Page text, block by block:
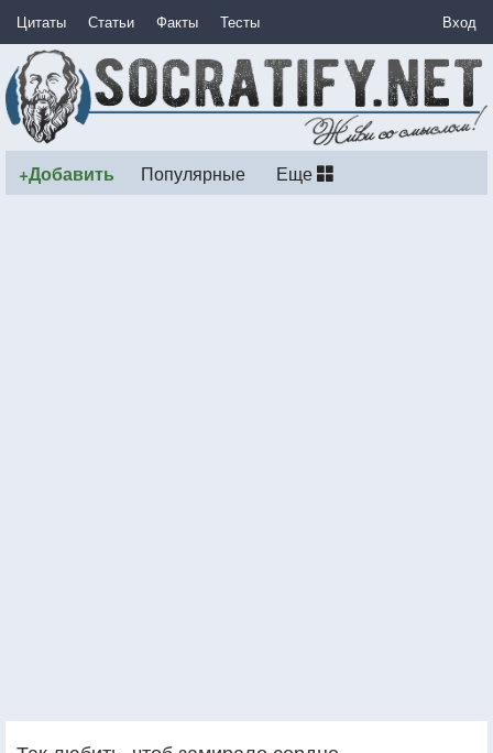
Цитаты Статьи Факты Тесты Вход
+Добавить Популярные Еще